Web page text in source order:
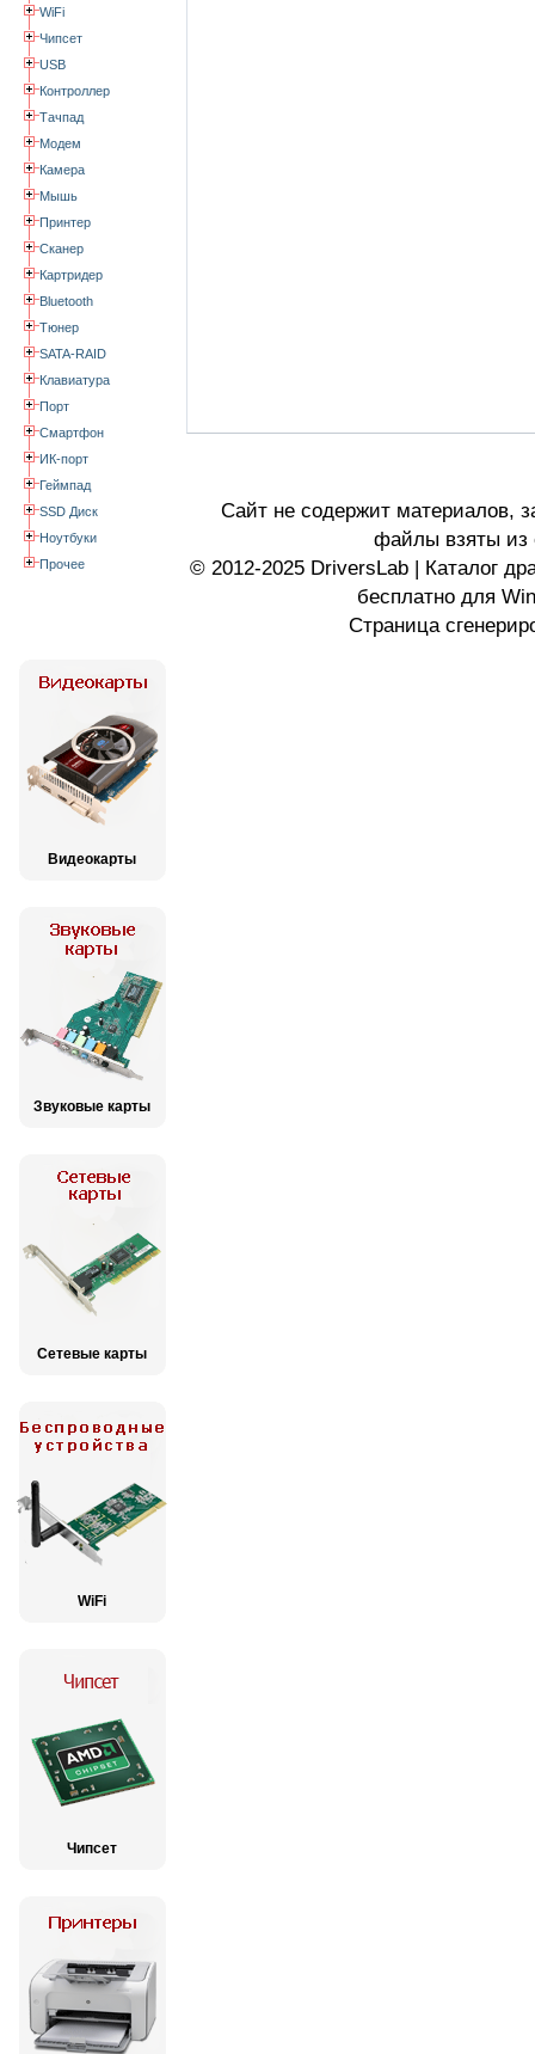
WiFi
Чипсет
USB
Контроллер
Тачпад
Модем
Камера
Мышь
Принтер
Сканер
Картридер
Bluetooth
Тюнер
SATA-RAID
Клавиатура
Порт
Смартфон
ИК-порт
Геймпад
SSD Диск
Ноутбуки
Прочее
Видеокарты
Звуковые карты
Сетевые карты
WiFi
Чипсет
Сайт не содержит материалов,
файлы взяты из
© 2012-2025 DriversLab | Каталог
бесплатно для
Страница